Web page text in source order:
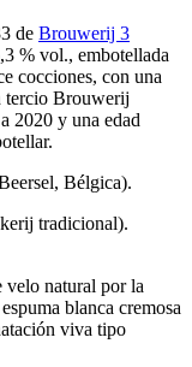
de Brouwerij 3
% vol., embotellada
cocciones, con una
tercio Brouwerij
2020 y una edad
Bélgica).
tradicional).
natural por la
blanca cremosa
viva tipo